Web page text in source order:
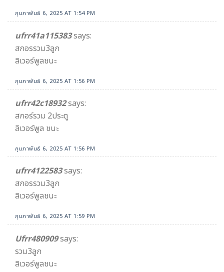
กุมภาพันธ์ 6, 2025 AT 1:54 PM
ufrr41a115383says:
สกอรรวม3ลูก
ลิเวอร์พูลชนะ
กุมภาพันธ์ 6, 2025 AT 1:56 PM
ufrr42c18932says:
สกอร์รวม 2ประตู
ลิเวอร์พูล ชนะ
กุมภาพันธ์ 6, 2025 AT 1:56 PM
ufrr4122583says:
สกอรรวม3ลูก
ลิเวอร์พูลชนะ
กุมภาพันธ์ 6, 2025 AT 1:59 PM
Ufrr480909says:
รวม3ลูก
ลิเวอร์พูลชนะ